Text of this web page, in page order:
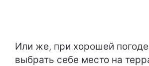
Или же, при хорошей
выбрать себе место на